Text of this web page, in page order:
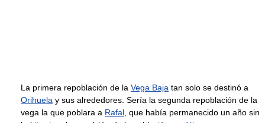
La primera repoblación de la Vega Baja tan solo se destinó a
Orihuela y sus alrededores. Sería la segunda repoblación de la
vega la que poblara a Rafal , que había permanecido un año sin